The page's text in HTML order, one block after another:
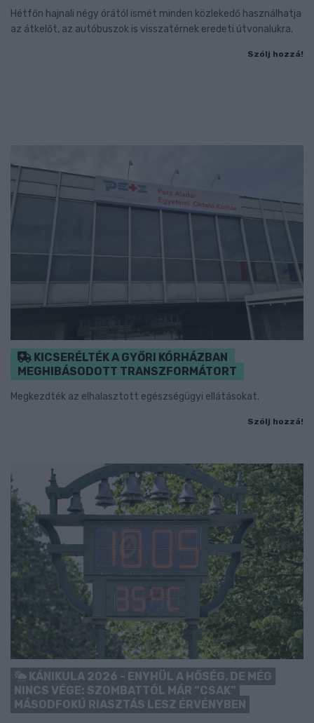
Hétfőn hajnali négy órától ismét minden közlekedő használhatja
az átkelőt, az autóbuszok is visszatérnek eredeti útvonalukra.
Szólj hozzá!
KICSERÉLTÉK A GYŐRI KÓRHÁZBAN
MEGHIBÁSODOTT TRANSZFORMÁTORT
Megkezdték az elhalasztott egészségügyi ellátásokat.
Szólj hozzá!
KÁNIKULA 2026 - ENYHÜL A HŐSÉG, DE MÉG
NINCS VÉGE: SZOMBATTÓL MÁR “CSAK”
MÁSODFOKÚ RIASZTÁS LESZ ÉRVÉNYBEN